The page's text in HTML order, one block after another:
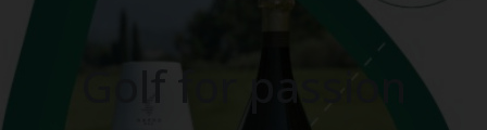
Golf for passion